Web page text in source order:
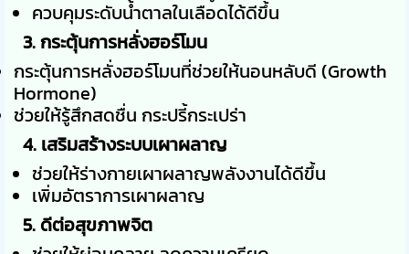
ควบคุมระดับน้ำตาลในเลือดได้ดีขึ้น
3. กระตุ้นการหลั่งฮอร์โมน
กระตุ้นการหลั่งฮอร์โมนที่ช่วยให้นอนหลับดี (Growth
Hormone)
ช่วยให้รู้สึกสดชื่น กระปรี้กระเปร่า
4. เสริมสร้างระบบเผาผลาญ
ช่วยให้ร่างกายเผาผลาญพลังงานได้ดีขึ้น
เพิ่มอัตราการเผาผลาญ
5. ดีต่อสุขภาพจิต